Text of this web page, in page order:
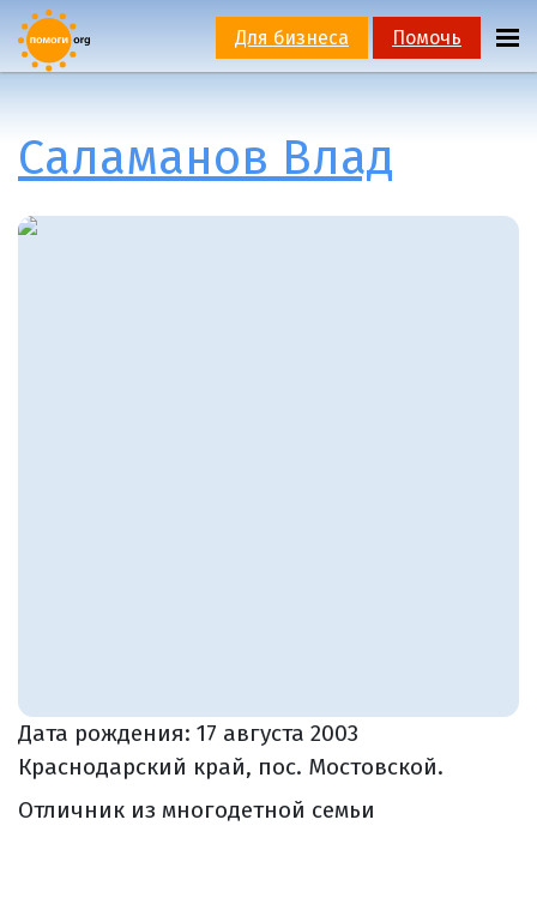
Для бизнеса Помочь
Саламанов Влад
Дата рождения: 17 августа 2003
Краснодарский край, пос. Мостовской.
Отличник из многодетной семьи